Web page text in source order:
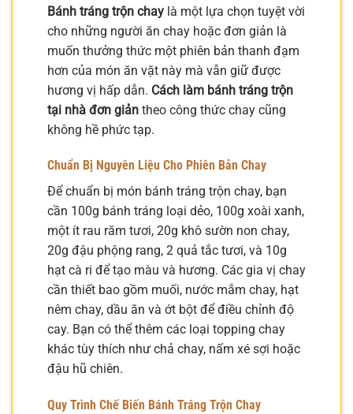
Bánh tráng trộn chay là một lựa chọn tuyệt vời
cho những người ăn chay hoặc đơn giản là
muốn thưởng thức một phiên bản thanh đạm
hơn của món ăn vặt này mà vẫn giữ được
hương vị hấp dẫn. Cách làm bánh tráng trộn
tại nhà đơn giản theo công thức chay cũng
không hề phức tạp.
Chuẩn Bị Nguyên Liệu Cho Phiên Bản Chay
Để chuẩn bị món bánh tráng trộn chay, bạn
cần 100g bánh tráng loại dẻo, 100g xoài xanh,
một ít rau răm tươi, 20g khô sườn non chay,
20g đậu phộng rang, 2 quả tắc tươi, và 10g
hạt cà ri để tạo màu và hương. Các gia vị chay
cần thiết bao gồm muối, nước mắm chay, hạt
nêm chay, dầu ăn và ớt bột để điều chỉnh độ
cay. Bạn có thể thêm các loại topping chay
khác tùy thích như chả chay, nấm xé sợi hoặc
đậu hũ chiên.
Quy Trình Chế Biến Bánh Tráng Trộn Chay